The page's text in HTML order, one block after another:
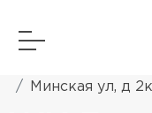
Минская ул, д